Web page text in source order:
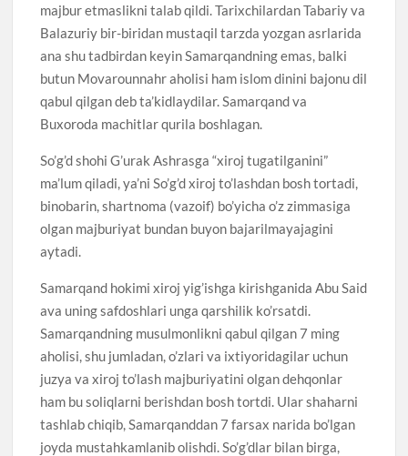
majbur etmaslikni talab qildi. Tarixchilardan Tabariy va
Balazuriy bir-biridan mustaqil tarzda yozgan asrlarida
ana shu tadbirdan keyin Samarqandning emas, balki
butun Movarounnahr aholisi ham islom dinini bajonu dil
qabul qilgan deb ta’kidlaydilar. Samarqand va
Buxoroda machitlar qurila boshlagan.
So’g’d shohi G’urak Ashrasga “xiroj tugatilganini”
ma’lum qiladi, ya’ni So’g’d xiroj to’lashdan bosh tortadi,
binobarin, shartnoma (vazoif) bo’yicha o’z zimmasiga
olgan majburiyat bundan buyon bajarilmayajagini
aytadi.
Samarqand hokimi xiroj yig’ishga kirishganida Abu Said
ava uning safdoshlari unga qarshilik ko’rsatdi.
Samarqandning musulmonlikni qabul qilgan 7 ming
aholisi, shu jumladan, o’zlari va ixtiyoridagilar uchun
juzya va xiroj to’lash majburiyatini olgan dehqonlar
ham bu soliqlarni berishdan bosh tortdi. Ular shaharni
tashlab chiqib, Samarqanddan 7 farsax narida bo’lgan
joyda mustahkamlanib olishdi. So’g’dlar bilan birga,